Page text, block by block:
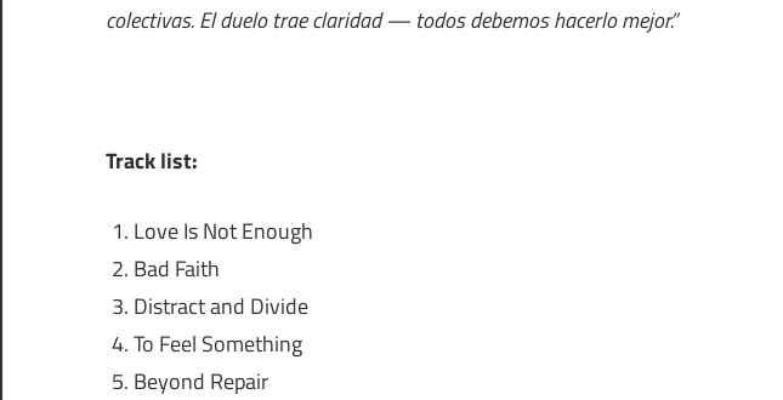
colectivas. El duelo trae claridad — todos debemos hacerlo mejor.”
Track list:
Love Is Not Enough
Bad Faith
Distract and Divide
To Feel Something
Beyond Repair